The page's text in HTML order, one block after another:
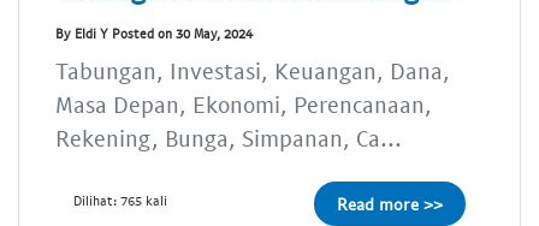
By Eldi Y Posted on 30 May, 2024
Tabungan, Investasi, Keuangan, Dana,
Masa Depan, Ekonomi, Perencanaan,
Rekening, Bunga, Simpanan, Ca...
Dilihat: 765 kali Read more >>